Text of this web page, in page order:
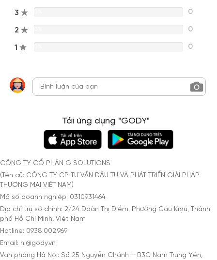
3 0
2 0
1 0
Tải ứng dụng "GODY"
CÔNG TY CỔ PHẦN G SOLUTIONS
(Tên cũ: CÔNG TY CP TƯ VẤN ĐẦU TƯ VÀ PHÁT TRIỂN GIẢI PHÁP
THƯƠNG MẠI VIỆT NAM)
Mã số doanh nghiệp: 0310931464
Địa chỉ trụ sở chính: 2/24 Đoàn Thị Điểm, Phường Cầu Kiệu, Thành
phố Hồ Chí Minh, Việt Nam
Hotline: 0938.002.969
Email: hi@gody.vn
Văn phòng Hà Nội: Số 25 Nguyễn Chánh – B3C Nam Trung Yên,